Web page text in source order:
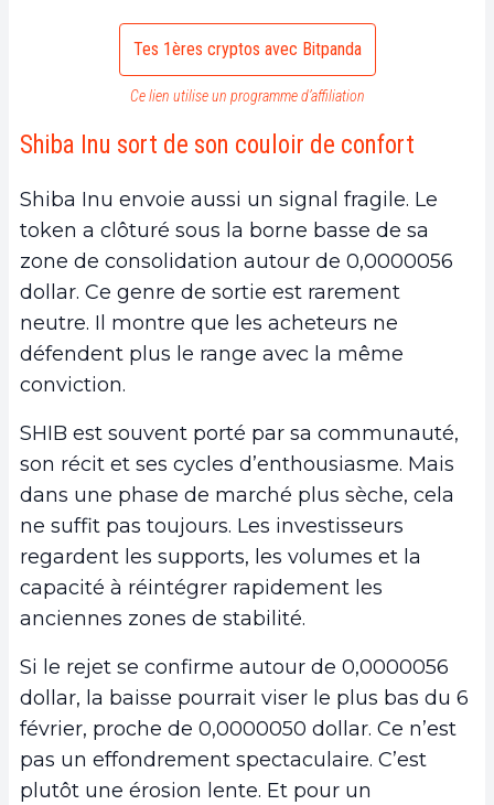
Tes 1ères cryptos avec Bitpanda
Ce lien utilise un programme d’affiliation
Shiba Inu sort de son couloir de confort
Shiba Inu envoie aussi un signal fragile. Le
token a clôturé sous la borne basse de sa
zone de consolidation autour de 0,0000056
dollar. Ce genre de sortie est rarement
neutre. Il montre que les acheteurs ne
défendent plus le range avec la même
conviction.
SHIB est souvent porté par sa communauté,
son récit et ses cycles d’enthousiasme. Mais
dans une phase de marché plus sèche, cela
ne suffit pas toujours. Les investisseurs
regardent les supports, les volumes et la
capacité à réintégrer rapidement les
anciennes zones de stabilité.
Si le rejet se confirme autour de 0,0000056
dollar, la baisse pourrait viser le plus bas du 6
février, proche de 0,0000050 dollar. Ce n’est
pas un effondrement spectaculaire. C’est
plutôt une érosion lente. Et pour un